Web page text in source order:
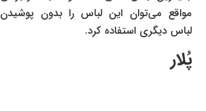
مواقع می‌توان این لباس را بدون پوشیدن
لباس دیگری استفاده کرد.
پُلار